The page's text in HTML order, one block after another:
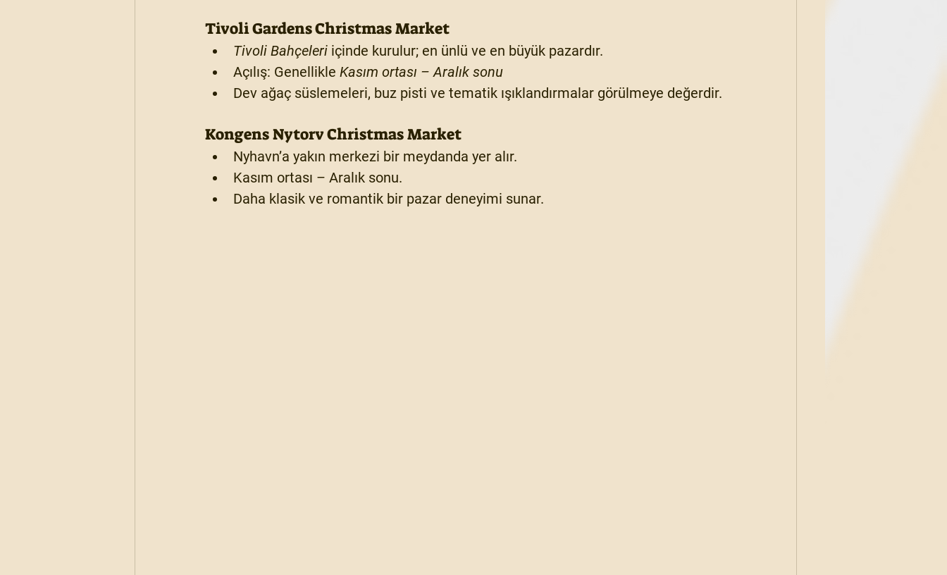
Tivoli Gardens Christmas Market
Tivoli Bahçeleri içinde kurulur; en ünlü ve en büyük pazardır.
Açılış: Genellikle Kasım ortası – Aralık sonu
Dev ağaç süslemeleri, buz pisti ve tematik ışıklandırmalar görülmeye değerdir.
Kongens Nytorv Christmas Market
Nyhavn’a yakın merkezi bir meydanda yer alır.
Kasım ortası – Aralık sonu.
Daha klasik ve romantik bir pazar deneyimi sunar.